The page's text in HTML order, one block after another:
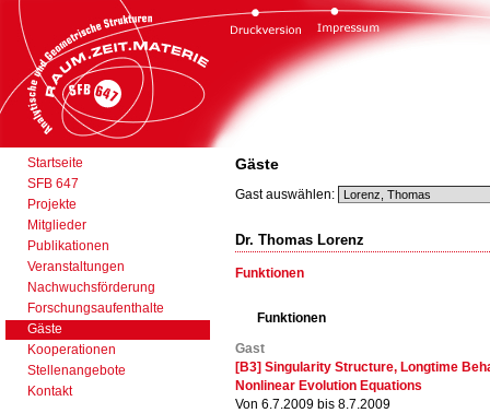
Startseite
SFB 647
Projekte
Mitglieder
Publikationen
Veranstaltungen
Nachwuchsförderung
Forschungsaufenthalte
Gäste
Kooperationen
Stellenangebote
Kontakt
Gäste
Gast auswählen:
Dr. Thomas Lorenz
Funktionen
Funktionen
Gast
[B3] Singularity Structure, Longtime
Nonlinear Evolution Equations
Von 6.7.2009 bis 8.7.2009